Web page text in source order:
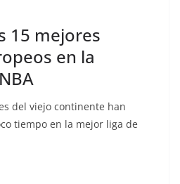
15 mejores
en la
del viejo continente han
tiempo en la mejor liga de